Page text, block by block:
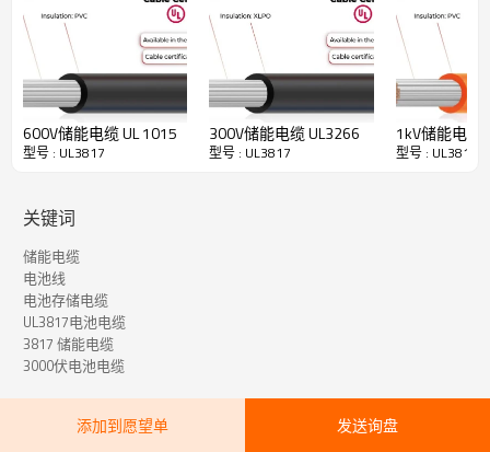
· 易于剥皮和切割
· 高灵活性
·耐高温
· 抗紫外线
· 高阻燃性
UL3817 储能电缆技术数据
绝缘：
额定温度：
额定电压：
根据：
水平火焰
UL VW-1 和 CSA FT1
600V储能电缆 UL 1015
型号 : UL3817
300V储能电缆 UL3266
型号 : UL3817
1kV储能电缆
型号 : UL3817
关键词
储能电缆
电池线
电池存储电缆
UL3817电池电缆
3817 储能电缆
3000伏电池电缆
添加到愿望单 发送询盘